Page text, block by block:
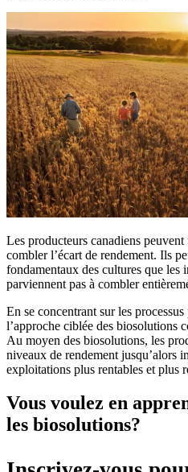
Les producteurs canadiens
combler l’écart de rendement. Ils
fondamentaux des cultures que les
parviennent pas à combler
En se concentrant sur les
l’approche ciblée des biosolutions
Au moyen des biosolutions, les
niveaux de rendement jusqu’alors
exploitations plus rentables et plus
Vous voulez en
les biosolutions?